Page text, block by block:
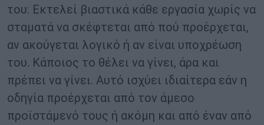
του: Εκτελεί βιαστικά κάθε εργασία χωρίς να
σταματά να σκέφτεται από πού προέρχεται,
αν ακούγεται λογικό ή αν είναι υποχρέωση
του. Κάποιος το θέλει να γίνει, άρα και
πρέπει να γίνει. Αυτό ισχύει ιδιαίτερα εάν η
οδηγία προέρχεται από τον άμεσο
προϊστάμενό τους ή ακόμη και από έναν από